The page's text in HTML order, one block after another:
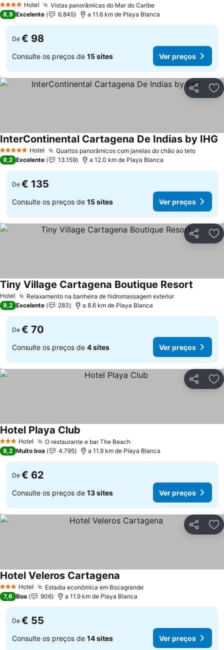
4 EstrelasHotel Vistas panorâmicas do Mar do Caribe
8,9 Excelente 6.845 a 11.6 km de Playa Blanca
De € 98
Consulte os preços de 15 sites Ver preços
Partilhar
5 Estrelas Hotel Quartos panorâmicos com janelas do chão ao teto
InterContinental Cartagena De Indias by IHG
9,2 Excelente 13.159 a 12.0 km de Playa Blanca
De € 135
Consulte os preços de 15 sites Ver preços
Partilhar
Hotel Relaxamento na banheira de hidromassagem exterior
Tiny Village Cartagena Boutique Resort
9,2 Excelente 283 a 8.6 km de Playa Blanca
De € 70
Consulte os preços de 4 sites Ver preços
Partilhar
3 EstrelasHotel O restaurante e bar The Beach
Hotel Playa Club
8,2 Muito boa 4.795 a 11.9 km de Playa Blanca
De € 62
Consulte os preços de 13 sites Ver preços
Partilhar
3 EstrelasHotel Estadia econômica em Bocagrande
Hotel Veleros Cartagena
7,6 Boa 906 a 11.9 km de Playa Blanca
De € 55
Consulte os preços de 14 sites Ver preços